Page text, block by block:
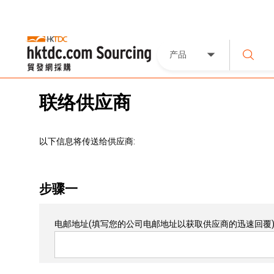
产品
联络供应商
以下信息将传送给供应商:
步骤一
电邮地址(填写您的公司电邮地址以获取供应商的迅速回覆)